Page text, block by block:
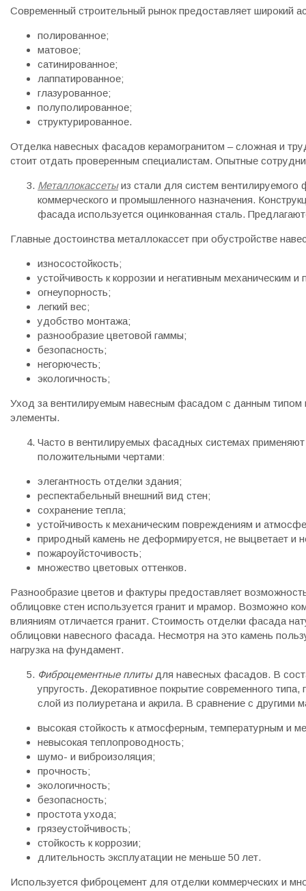
Современный строительный рынок предоставляет широкий
полированное;
матовое;
сатинированное;
лаппатированное;
глазурованное;
полуполированное;
структурированное.
Отделка навесных фасадов керамогранитом – сложная и
стоит отдать проверенным специалистам. Опытные
Металлокассетыиз стали для систем вентилируемого
коммерческого и промышленного назначения.
фасада используется оцинкованная сталь.
Главные достоинства металлокассет при обустройстве
износостойкость;
устойчивость к коррозии и негативным механическим
огнеупорность;
легкий вес;
удобство монтажа;
разнообразие цветовой гаммы;
безопасность;
негорючесть;
экологичность;
Уход за вентилируемым навесным фасадом с данным типом
элементы.
Часто в вентилируемых фасадных системах
положительными чертами:
элегантность отделки здания;
респектабельный внешний вид стен;
сохранение тепла;
устойчивость к механическим повреждениям и
природный камень не деформируется, не выцветает и
пожароуйсточивость;
множество цветовых оттенков.
Разнообразие цветов и фактуры предоставляет
облицовке стен используется гранит и мрамор. Возможно
влияниям отличается гранит. Стоимость отделки фасада
облицовки навесного фасада. Несмотря на это камень
нагрузка на фундамент.
Фиброцементные плитыдля навесных фасадов. В
упругость. Декоративное покрытие современного
слой из полиуретана и акрила. В сравнение с
высокая стойкость к атмосферным, температурным и
невысокая теплопроводность;
шумо- и виброизоляция;
прочность;
экологичность;
безопасность;
простота ухода;
грязеустойчивость;
стойкость к коррозии;
длительность эксплуатации не меньше 50 лет.
Используется фиброцемент для отделки коммерческих и